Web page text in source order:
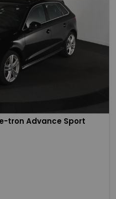
tron Advance Sport